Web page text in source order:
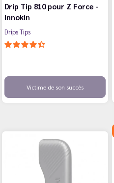
Drip Tip 810 pour Z Force -
Innokin
Drips Tips
Victime de son succès